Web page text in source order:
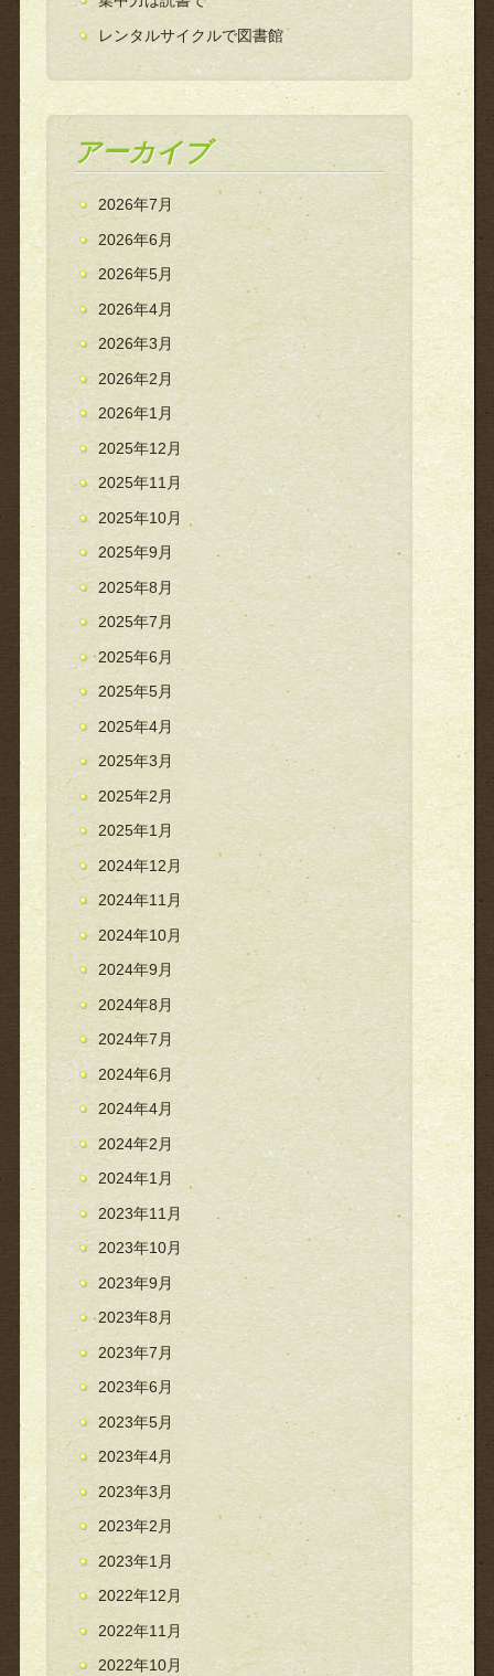
レンタルサイクルで図書館
アーカイブ
2026年7月
2026年6月
2026年5月
2026年4月
2026年3月
2026年2月
2026年1月
2025年12月
2025年11月
2025年10月
2025年9月
2025年8月
2025年7月
2025年6月
2025年5月
2025年4月
2025年3月
2025年2月
2025年1月
2024年12月
2024年11月
2024年10月
2024年9月
2024年8月
2024年7月
2024年6月
2024年4月
2024年2月
2024年1月
2023年11月
2023年10月
2023年9月
2023年8月
2023年7月
2023年6月
2023年5月
2023年4月
2023年3月
2023年2月
2023年1月
2022年12月
2022年11月
2022年10月